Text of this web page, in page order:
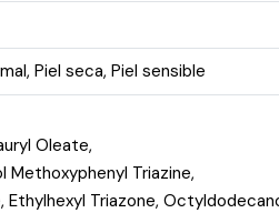
, Piel seca, Piel sensible
Oleate,
Methoxyphenyl Triazine,
Triazone,